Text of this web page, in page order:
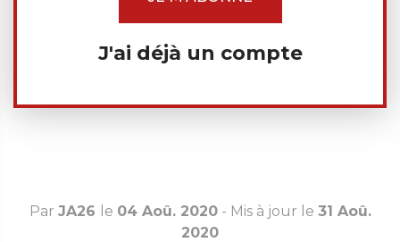
J'ai déjà un compte
Par JA26 le 04 Aoû. 2020- Mis à jour le 31 Aoû.
2020